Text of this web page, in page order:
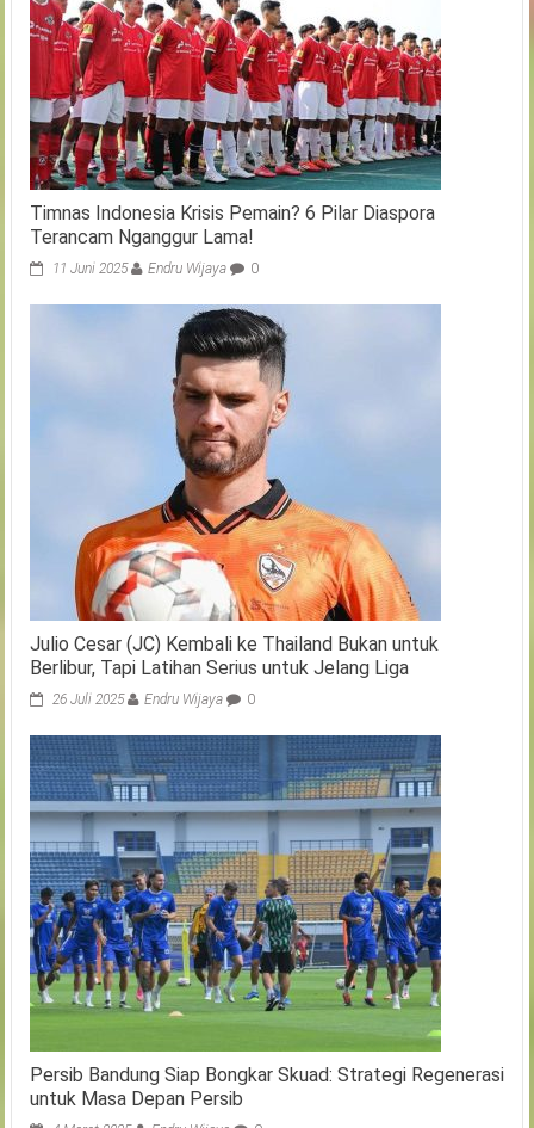
Timnas Indonesia Krisis Pemain? 6 Pilar Diaspora
Terancam Nganggur Lama!
11 Juni 2025 Endru Wijaya 0
Julio Cesar (JC) Kembali ke Thailand Bukan untuk
Berlibur, Tapi Latihan Serius untuk Jelang Liga
26 Juli 2025 Endru Wijaya 0
Persib Bandung Siap Bongkar Skuad: Strategi Regenerasi
untuk Masa Depan Persib